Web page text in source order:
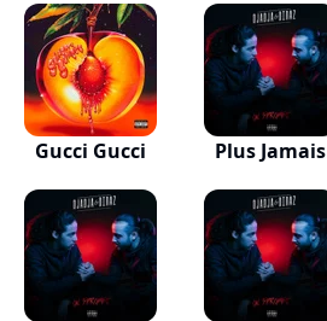
Gucci Gucci Plus Jamais